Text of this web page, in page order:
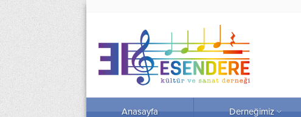
Anasayfa Derneğimiz